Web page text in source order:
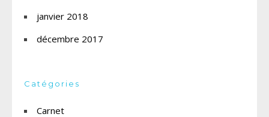
janvier 2018
décembre 2017
Catégories
Carnet